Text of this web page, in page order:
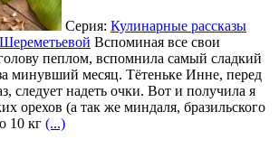
Серия: Кулинарные рассказы
Вспоминая все свои
пеплом, вспомнила самый сладкий
минувший месяц. Тётеньке Инне, перед
следует надеть очки. Вот и получила я
орехов (а так же миндаля, бразильского
10 кг (...)